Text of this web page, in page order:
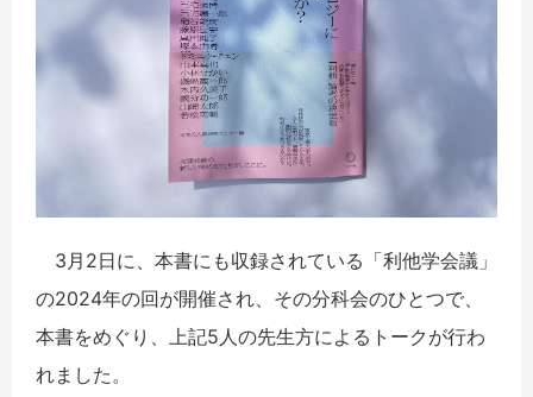
3月2日に、本書にも収録されている「利他学会議」
の2024年の回が開催され、その分科会のひとつで、
本書をめぐり、上記5人の先生方によるトークが行わ
れました。